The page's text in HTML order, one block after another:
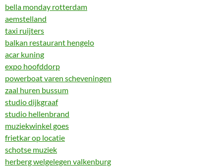
bella monday rotterdam
aemstelland
taxi ruijters
balkan restaurant hengelo
acar kuning
expo hoofddorp
powerboat varen scheveningen
zaal huren bussum
studio dijkgraaf
studio hellenbrand
muziekwinkel goes
frietkar op locatie
schotse muziek
herberg welgelegen valkenburg